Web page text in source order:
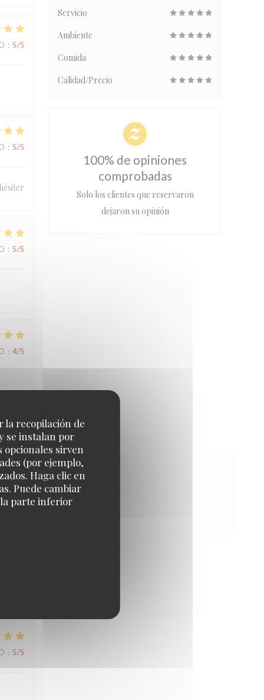
la recopilación de
se instalan por
opcionales sirven
(por ejemplo,
Haga clic en
Puede cambiar
la parte inferior
: 5/5
: 5/5
: 5/5
: 4/5
: 5/5
: 5/5
Servicio
Ambiente
Comida
Calidad/Precio
100% de opiniones
comprobadas
Solo los clientes que reservaron
dejaron su opinión